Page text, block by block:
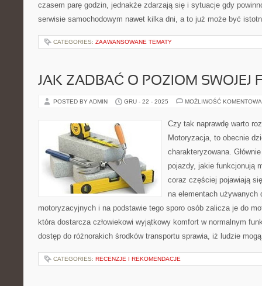
czasem parę godzin, jednakże zdarzają się i sytuacje gdy
serwisie samochodowym nawet kilka dni, a to już może być
CATEGORIES: ZAAWANSOWANE TEMATY
JAK ZADBAĆ O POZIOM SWOJEJ
POSTED BY ADMIN GRU - 22 - 2025 MOŻLIWOŚĆ
Czy tak naprawdę warto
Motoryzacja, to obecnie
charakteryzowana.
pojazdy, jakie funkcjonują
coraz częściej pojawiają
na elementach używanych
motoryzacyjnych i na podstawie tego sporo osób zalicza je do
która dostarcza człowiekowi wyjątkowy komfort w normalnym
dostęp do różnorakich środków transportu sprawia, iż ludzie
CATEGORIES: RECENZJE I REKOMENDACJE